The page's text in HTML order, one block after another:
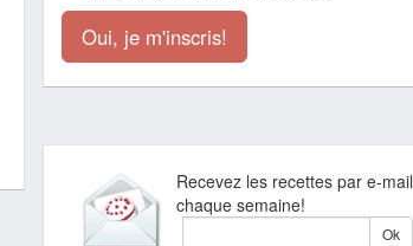
Oui, je m'inscris!
Recevez les recettes par e-mail
chaque semaine!